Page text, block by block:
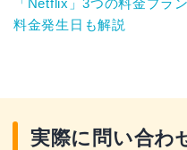
料金発生日も解説
実際に問い合わ